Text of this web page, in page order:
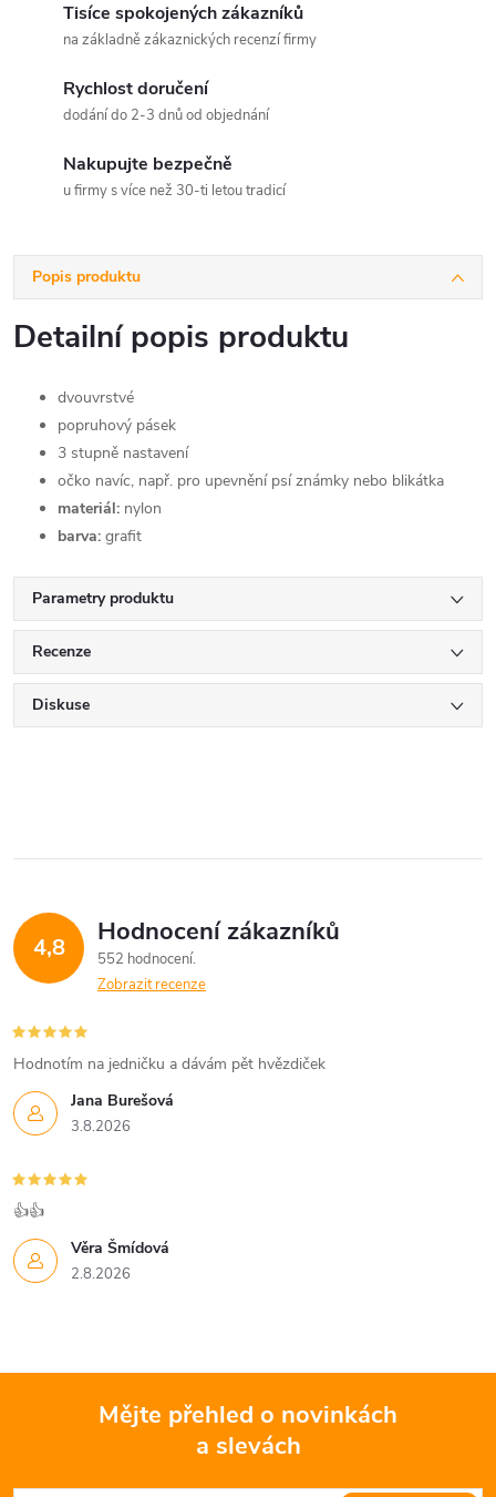
Tisíce spokojených zákazníků
na základně zákaznických recenzí firmy
Rychlost doručení
dodání do 2-3 dnů od objednání
Nakupujte bezpečně
u firmy s více než 30-ti letou tradicí
Popis produktu
Detailní popis produktu
dvouvrstvé
popruhový pásek
3 stupně nastavení
očko navíc, např. pro upevnění psí známky nebo blikátka
materiál: nylon
barva: grafit
Parametry produktu
Recenze
Diskuse
4,8 Hodnocení zákazníků
552 hodnocení
Zobrazit recenze
Jana Burešová
3.8.2026
Hodnotím na jedničku a dávám pět hvězdiček
Věra Šmídová
2.8.2026
👍👍
Mějte přehled o novinkách
a slevách